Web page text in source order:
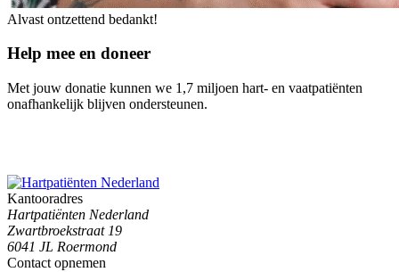
Alvast ontzettend bedankt!
Help mee en doneer
Met jouw donatie kunnen we 1,7 miljoen hart- en vaatpatiënten
onafhankelijk blijven ondersteunen.
Kantooradres
Hartpatiënten Nederland
Zwartbroekstraat 19
6041 JL Roermond
Contact opnemen